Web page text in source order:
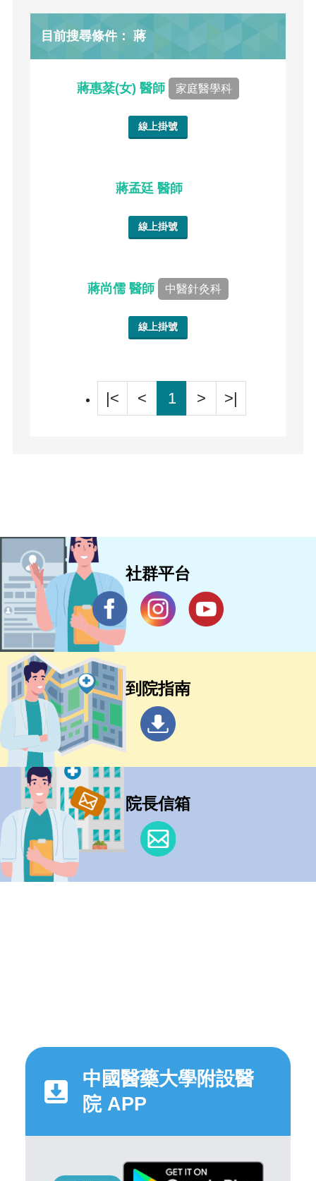
目前搜尋條件： 蔣
蔣惠棻(女) 醫師 家庭醫學科
線上掛號
蔣孟廷 醫師
線上掛號
蔣尚儒 醫師 中醫針灸科
線上掛號
|< < 1 > >|
社群平台
到院指南
院長信箱
中國醫藥大學附設醫
院 APP